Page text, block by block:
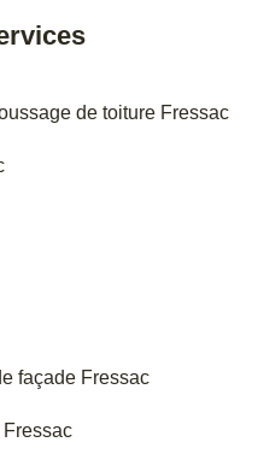
de toiture Fressac
façade Fressac
Fressac